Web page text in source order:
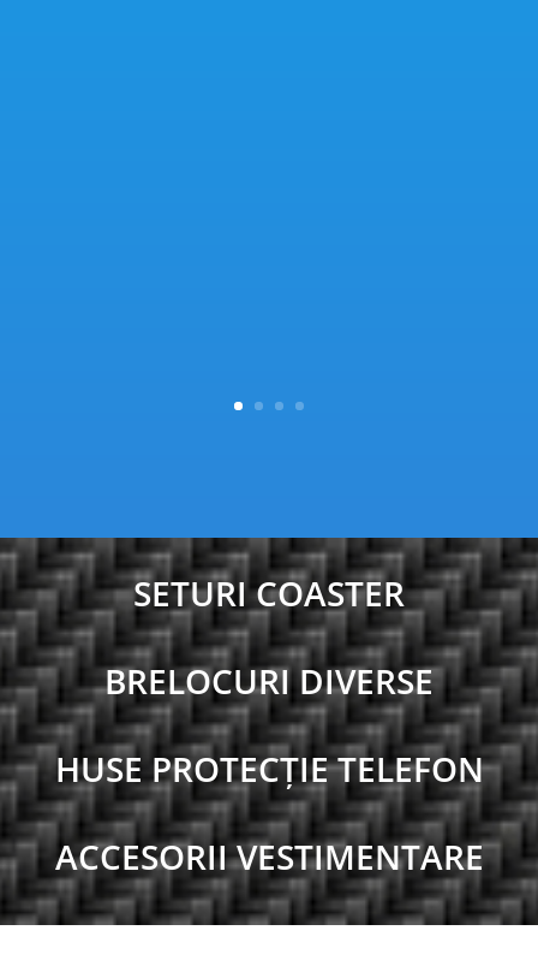
SETURI COASTER
BRELOCURI DIVERSE
HUSE PROTECȚIE TELEFON
ACCESORII VESTIMENTARE